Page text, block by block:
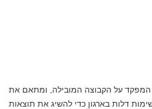
על הקבוצה המובילה, ומתאם את
דלות בארגון כדי להשיג את תוצאות